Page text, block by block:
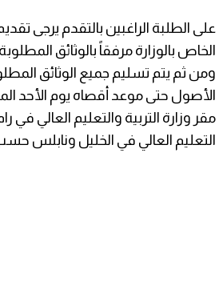
على الطلبة الراغبين بالتقدم يرجى
الخاص بالوزارة مرفقاً بالوثائق
ومن ثم يتم تسليم جميع الوثائق
مقر وزارة التربية والتعليم العالي في
التعليم العالي في الخليل ونابلس